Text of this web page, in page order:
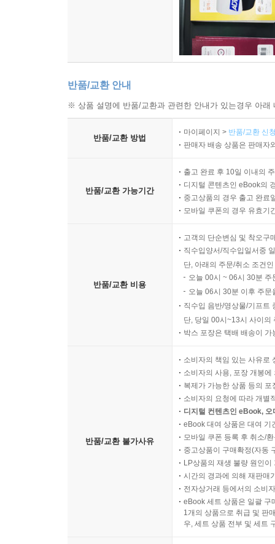
반품/교환 안내
※ 상품 설명에 반품/교환과 관련한 안내가 있는경우 아
반품/교환 방법
마이페이지 > 반품/교환 신
판매자 배송 상품은 판매자
반품/교환 가능기간
출고 완료 후 10일 이내의
디지털 콘텐츠인 eBook의
중고상품의 경우 출고 완료
모바일 쿠폰의 경우 유효기
반품/교환 비용
고객의 단순변심 및 착오구
직수입양서/직수입일서중
단, 아래의 주문/취소 조건
오늘 00시 ~ 06시 30분
오늘 06시 30분 이후 주
직수입 음반/영상물/기프트
단, 당일 00시~13시 사이의
박스 포장은 택배 배송이
반품/교환 불가사유
소비자의 책임 있는 사유로
소비자의 사용, 포장 개봉
복제가 가능한 상품 등의
소비자의 요청에 따라 개별
디지털 컨텐츠인 eBook,
eBook 대여 상품은 대여 기
모바일 쿠폰 등록 후 취소/
중고상품이 구매확정(자동
LP상품의 재생 불량 원인
시간의 경과에 의해 재판매
전자상거래 등에서의 소비
eBook 세트 상품은 일괄 구
1개의 상품으로 취급 및 판
우, 세트 상품 전부 및 세트